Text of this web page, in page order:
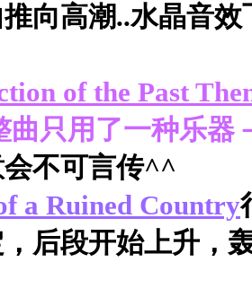
向高潮..水晶音
of the Past
曲只用了一种乐器
不可言传^^
a Ruined Country
后段开始上升，